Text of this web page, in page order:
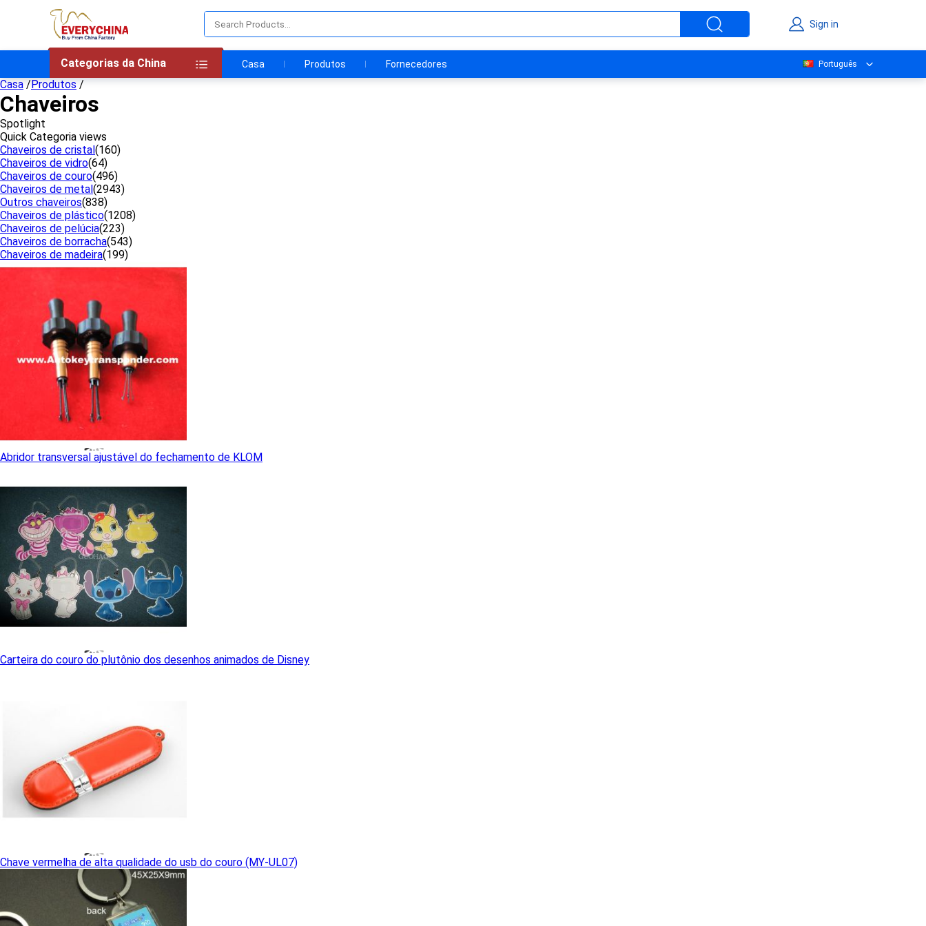
Sign in
Categorias da China Casa Produtos Fornecedores Português
Casa /Produtos /
Chaveiros
Spotlight
Quick Categoria views
Chaveiros de cristal(160)
Chaveiros de vidro(64)
Chaveiros de couro(496)
Chaveiros de metal(2943)
Outros chaveiros(838)
Chaveiros de plástico(1208)
Chaveiros de pelúcia(223)
Chaveiros de borracha(543)
Chaveiros de madeira(199)
Abridor transversal ajustável do fechamento de KLOM
Carteira do couro do plutônio dos desenhos animados de Disney
Chave vermelha de alta qualidade do usb do couro (MY-UL07)